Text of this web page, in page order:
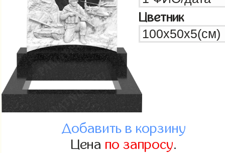
Цветник
Добавить в корзину
Цена по запросу.